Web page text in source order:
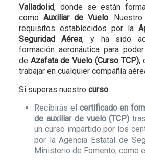
Valladolid, donde se están
como Auxiliar de Vuelo.
requisitos establecidos por la
Seguridad Aérea, y ha sido
formación aeronáutica para
de Azafata de Vuelo (Curso TCP),
trabajar en cualquier compañía
Si superas nuestro curso:
Recibirás el certificado en
de auxiliar de vuelo (TCP)
un curso impartido por los
por la Agencia Estatal de
Ministerio de Fomento, como